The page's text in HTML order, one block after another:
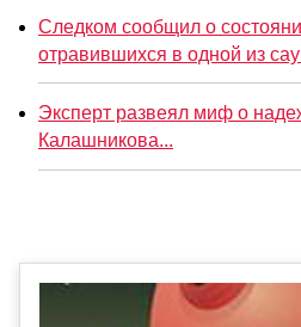
Следком сообщил о
отравившихся в одной из
Эксперт развеял миф о
Калашникова...